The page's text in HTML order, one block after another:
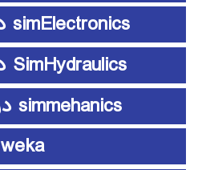
simElectronics در Simulink
SimHydraulics در simulink
simmehanics در simulink
weka